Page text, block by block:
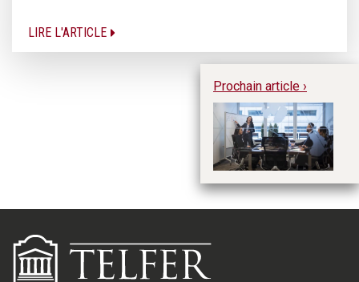
LIRE L'ARTICLE
Prochain article ›